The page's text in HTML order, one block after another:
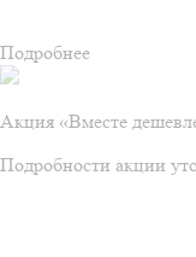
Подробнее
Акция «Вместе
Подробности акции